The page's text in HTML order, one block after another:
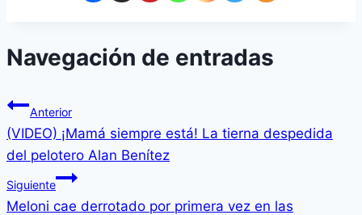
Navegación de entradas
Anterior
(VIDEO) ¡Mamá siempre está! La tierna despedida
del pelotero Alan Benítez
Siguiente
Meloni cae derrotado por primera vez en las